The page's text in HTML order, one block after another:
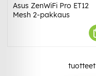
Asus ZenWiFi Pro ET12
Mesh 2-pakkaus
tuotteet